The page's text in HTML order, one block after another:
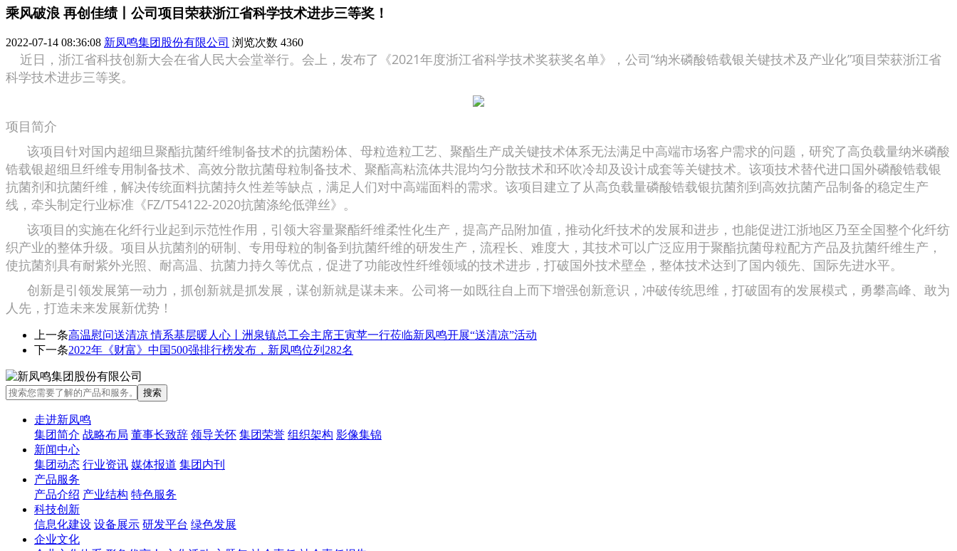
乘风破浪 再创佳绩丨公司项目荣获浙江省科学技术进步三等奖！
2022-07-14 08:36:08 新凤鸣集团股份有限公司 浏览次数 4360
近日，浙江省科技创新大会在省人民大会堂举行。会上，发布了《2021年度浙江省科学技术奖获奖名单》，公司“纳米磷酸锆载银关键技术及产业化”项目荣获浙江省
科学技术进步三等奖。
项目简介
该项目针对国内超细旦聚酯抗菌纤维制备技术的抗菌粉体、母粒造粒工艺、聚酯生产成关键技术体系无法满足中高端市场客户需求的问题，研究了高负载量纳米磷酸
锆载银超细旦纤维专用制备技术、高效分散抗菌母粒制备技术、聚酯高粘流体共混均匀分散技术和环吹冷却及设计成套等关键技术。该项技术替代进口国外磷酸锆载银
抗菌剂和抗菌纤维，解决传统面料抗菌持久性差等缺点，满足人们对中高端面料的需求。该项目建立了从高负载量磷酸锆载银抗菌剂到高效抗菌产品制备的稳定生产
线，牵头制定行业标准《FZ/T54122-2020抗菌涤纶低弹丝》。
该项目的实施在化纤行业起到示范性作用，引领大容量聚酯纤维柔性化生产，提高产品附加值，推动化纤技术的发展和进步，也能促进江浙地区乃至全国整个化纤纺
织产业的整体升级。项目从抗菌剂的研制、专用母粒的制备到抗菌纤维的研发生产，流程长、难度大，其技术可以广泛应用于聚酯抗菌母粒配方产品及抗菌纤维生产，
使抗菌剂具有耐紫外光照、耐高温、抗菌力持久等优点，促进了功能改性纤维领域的技术进步，打破国外技术壁垒，整体技术达到了国内领先、国际先进水平。
创新是引领发展第一动力，抓创新就是抓发展，谋创新就是谋未来。公司将一如既往自上而下增强创新意识，冲破传统思维，打破固有的发展模式，勇攀高峰、敢为
人先，打造未来发展新优势！
上一条高温慰问送清凉 情系基层暖人心丨洲泉镇总工会主席王寅苹一行莅临新凤鸣开展“送清凉”活动
下一条2022年《财富》中国500强排行榜发布，新凤鸣位列282名
走进新凤鸣
集团简介 战略布局 董事长致辞 领导关怀 集团荣誉 组织架构 影像集锦
新闻中心
集团动态 行业资讯 媒体报道 集团内刊
产品服务
产品介绍 产业结构 特色服务
科技创新
信息化建设 设备展示 研发平台 绿色发展
企业文化